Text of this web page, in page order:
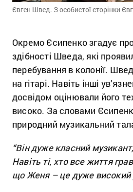
Євген Швед. З особистої сторінки
Окремо Єсипенко згадує
здібності Шведа, які
перебування в колонії.
на гітарі. Навіть інші
досвідом оцінювали його
високо. За словами
природний музикальний
“Він дуже класний
Навіть ті, хто все життя
що Женя – це дуже високий